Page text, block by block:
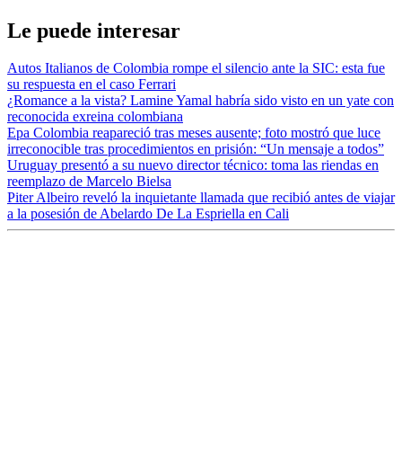
Le puede interesar
Autos Italianos de Colombia rompe el silencio ante la SIC: esta fue
su respuesta en el caso Ferrari
¿Romance a la vista? Lamine Yamal habría sido visto en un yate con
reconocida exreina colombiana
Epa Colombia reapareció tras meses ausente; foto mostró que luce
irreconocible tras procedimientos en prisión: “Un mensaje a todos”
Uruguay presentó a su nuevo director técnico: toma las riendas en
reemplazo de Marcelo Bielsa
Piter Albeiro reveló la inquietante llamada que recibió antes de viajar
a la posesión de Abelardo De La Espriella en Cali